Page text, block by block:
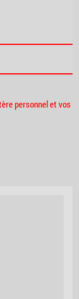
personnel et vos